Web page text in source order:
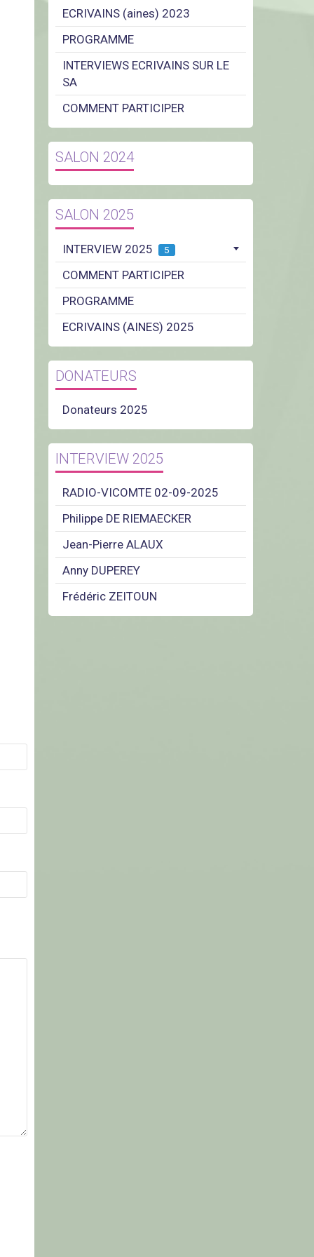
ECRIVAINS (aines) 2023
PROGRAMME
INTERVIEWS ECRIVAINS SUR LE
SA
COMMENT PARTICIPER
SALON 2024
SALON 2025
INTERVIEW 2025 5
COMMENT PARTICIPER
PROGRAMME
ECRIVAINS (AINES) 2025
DONATEURS
Donateurs 2025
INTERVIEW 2025
RADIO-VICOMTE 02-09-2025
Philippe DE RIEMAECKER
Jean-Pierre ALAUX
Anny DUPEREY
Frédéric ZEITOUN